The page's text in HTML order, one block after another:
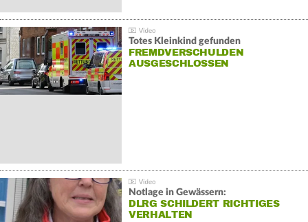
Totes Kleinkind gefunden
FREMDVERSCHULDEN
AUSGESCHLOSSEN
Notlage in Gewässern:
DLRG SCHILDERT RICHTIGES
VERHALTEN